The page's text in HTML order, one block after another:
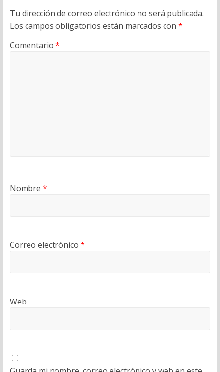
Tu dirección de correo electrónico no será publicada.
Los campos obligatorios están marcados con *
Comentario *
Nombre *
Correo electrónico *
Web